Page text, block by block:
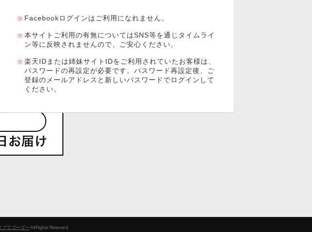
Facebookログインはご利用になれません。
本サイトご利用の有無についてはSNS等を通じタイムライ
ン等に反映されませんので、ご安心ください。
楽天IDまたは姉妹サイトIDをご利用されていたお客様は、
パスワードの再設定が必要です。パスワード再設定後、ご
登録のメールアドレスと新しいパスワードでログインして
ください。
ブでゴーゴーAll Rights Reserved.